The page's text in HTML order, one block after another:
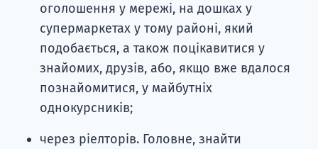
оголошення у мережі, на дошках у
супермаркетах у тому районі, який
подобається, а також поцікавитися у
знайомих, друзів, або, якщо вже вдалося
познайомитися, у майбутніх
однокурсників;
через ріелторів. Головне, знайти